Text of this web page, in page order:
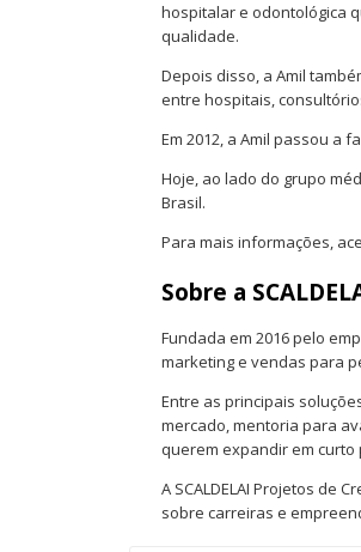
hospitalar e odontológica
qualidade.
Depois disso, a Amil
entre hospitais,
Em 2012, a Amil passou a
Hoje, ao lado do grupo
Brasil.
Para mais informações,
Sobre a
Fundada em 2016 pelo
marketing e vendas para
Entre as principais
mercado, mentoria para
querem expandir em curto
A SCALDELAI Projetos de
sobre carreiras e